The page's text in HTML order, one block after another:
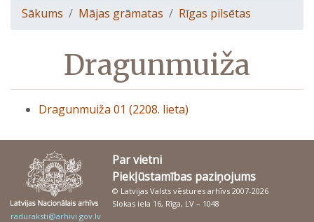
Sākums Mājas grāmatas Rīgas pilsētas
Dragunmuiža
Dragunmuiža 01 (2208. lieta)
Par vietni
Piekļūstamības paziņojums
© Latvijas Valsts vēstures arhīvs 2007-2026
Slokas iela 16, Rīga, LV – 1048
raduraksti@arhivi.gov.lv